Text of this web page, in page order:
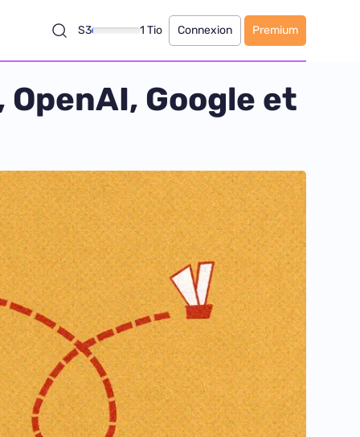
S3 1 Tio Connexion Premium
Google et